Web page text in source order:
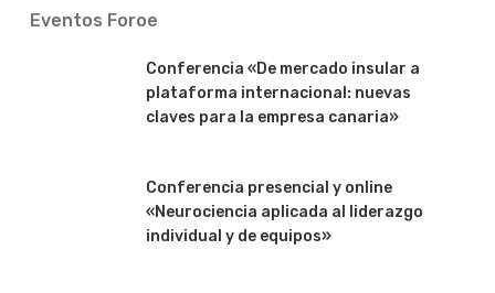
Eventos Foroe
Conferencia «De mercado insular a
plataforma internacional: nuevas
claves para la empresa canaria»
Conferencia presencial y online
«Neurociencia aplicada al liderazgo
individual y de equipos»